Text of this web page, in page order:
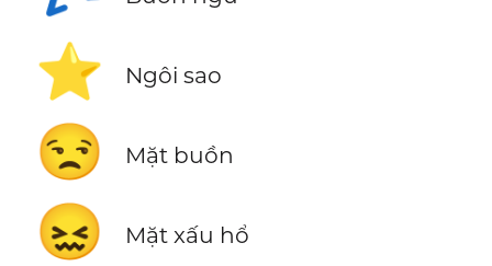
⭐ Ngôi sao
😒 Mặt buồn
😖 Mặt xấu hổ